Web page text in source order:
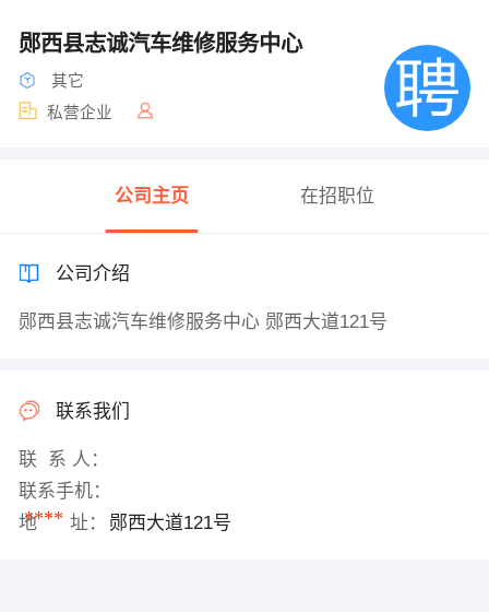
郧西县志诚汽车维修服务中心
其它
私营企业
公司主页 在招职位
公司介绍
郧西县志诚汽车维修服务中心 郧西大道121号
联系我们
联 系 人：
联系手机：
****
地 址： 郧西大道121号